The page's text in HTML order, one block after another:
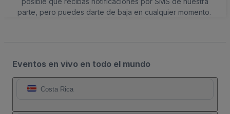
parte, pero puedes darte de baja en cualquier momento.
Eventos en vivo en todo el mundo
Costa Rica